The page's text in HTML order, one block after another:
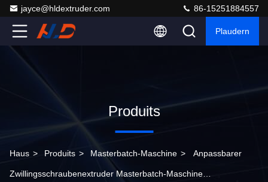
jayce@hldextruder.com 86-15251884557
Plaudern
Produits
Haus > Produits > Masterbatch-Maschine > Anpassbarer
Zwillingsschraubenextruder Masterbatch-Maschine